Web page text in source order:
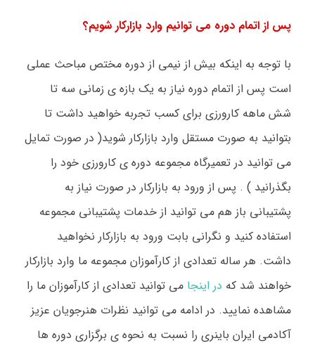
پس از اتمام دوره می توانیم وارد بازارکار شویم؟
با توجه به اینکه بیش از نیمی از دوره مختص مباحث عملی
است پس از اتمام دوره نیاز به یک بازه ی زمانی سه تا
شش ماهه کارورزی برای کسب تجربه خواهید داشت تا
بتوانید به صورت مستقل وارد بازارکار شوید( در صورت تمایل
می توانید در تعمیرگاه مجموعه دوره ی کارورزی خود را
بگذرانید ) . پس از ورود به بازارکار در صورت نیاز به
پشتیبانی باز هم می توانید از خدمات پشتیبانی مجموعه
استفاده کنید و نگرانی بابت ورود به بازارکار نخواهید
داشت. هر ساله تعدادی از کارآموزان مجموعه ما وارد بازارکار
خواهند شد که در اینجا می توانید تعدادی از کارآموزان ما را
مشاهده نمایید. در ادامه می توانید نظرات هنرجویان عزیز
آکادمی ایران باینری را نسبت به نحوه ی برگزاری دوره ها